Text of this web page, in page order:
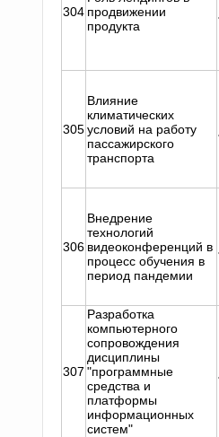
304 продвижении
продукта
305
Влияние
климатических
условий на работу
пассажирского
транспорта
306
Внедрение
технологий
видеоконференций в
процесс обучения в
период пандемии
307
Разработка
компьютерного
сопровождения
дисциплины
"программные
средства и
платформы
информационных
систем"